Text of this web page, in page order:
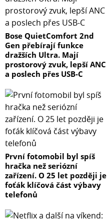
Bose QuietComfort 2nd
Gen přebírají funkce
dražších Ultra. Mají
prostorový zvuk, lepší ANC
a poslech přes USB-C
První fotomobil byl spíš
hračka než seriózní
zařízení. O 25 let později je
foťák klíčová část výbavy
telefonů